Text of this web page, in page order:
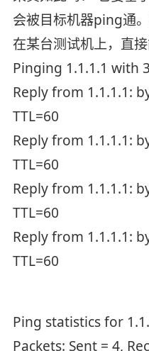
会被目标机器ping通
在某台测试机上，直接
Pinging 1.1.1.1 with
Reply from 1.1.1.1:
TTL=60
Reply from 1.1.1.1:
TTL=60
Reply from 1.1.1.1:
TTL=60
Reply from 1.1.1.1:
TTL=60
Ping statistics for
Packets: Sent = 4,